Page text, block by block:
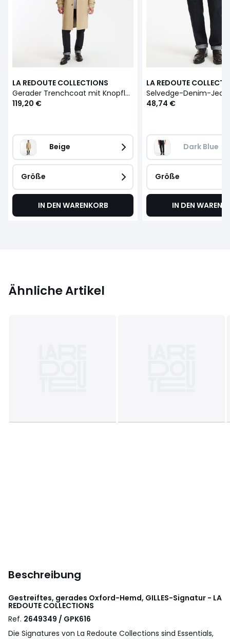
LA REDOUTE COLLECTIONS
Gerader Trenchcoat mit Knopfleiste Signature MATHIAS
119,20 €
Beige
Größe
IN DEN WARENKORB
LA REDOUTE
48,74 €
Dark Blue
Größe
IN DEN
Ähnliche Artikel
Beschreibung
Gestreiftes, gerades Oxford-Hemd, GILLES-Signatur - LA
REDOUTE COLLECTIONS
Ref. 2649349 / GPK616
Die Signatures von La Redoute Collections sind Essentials,